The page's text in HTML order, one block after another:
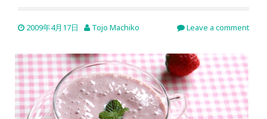
2009年4月17日 Tojo Machiko Leave a comment